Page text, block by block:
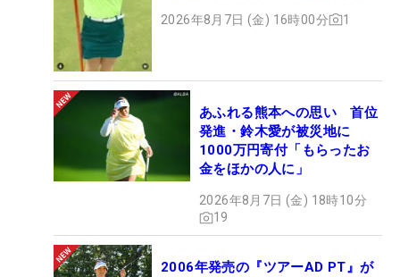
2026年8月7日 (金) 16時00分 1
あふれる熊本への思い 首位
発進・鈴木愛が被災地に
1000万円寄付「もらったお
金をほかの人に」
2026年8月7日 (金) 18時10分
19
2006年発売の『ツアーAD PT』が